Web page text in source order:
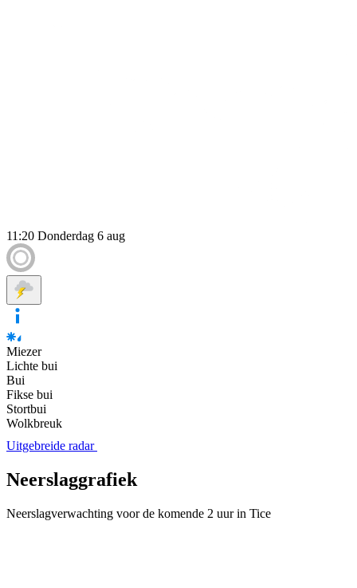
11:20 Donderdag 6 aug
Miezer
Lichte bui
Bui
Fikse bui
Stortbui
Wolkbreuk
Uitgebreide radar
Neerslaggrafiek
Neerslagverwachting voor de komende 2 uur in Tice